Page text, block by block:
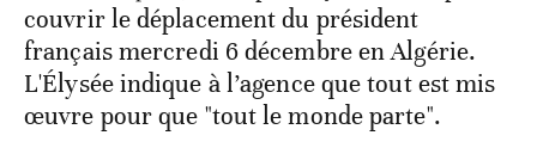
couvrir le déplacement du président
français mercredi 6 décembre en Algérie.
L'Élysée indique à l’agence que tout est mis
œuvre pour que "tout le monde parte".